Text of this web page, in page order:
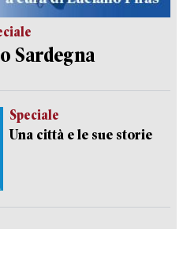
Sardegna
Speciale
Una città e le sue storie